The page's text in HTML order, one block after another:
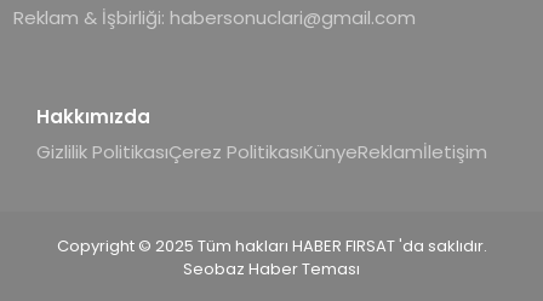
Reklam & İşbirliği: habersonuclari@gmail.com
Hakkımızda
Gizlilik PolitikasıÇerez PolitikasıKünyeReklamİletişim
Copyright © 2025 Tüm hakları HABER FIRSAT 'da saklıdır.
Seobaz Haber Teması